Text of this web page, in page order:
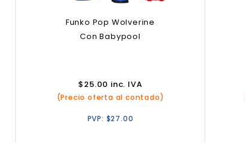
Funko Pop Wolverine
Con Babypool
$25.00 inc. IVA
(Precio oferta al contado)
PVP: $27.00